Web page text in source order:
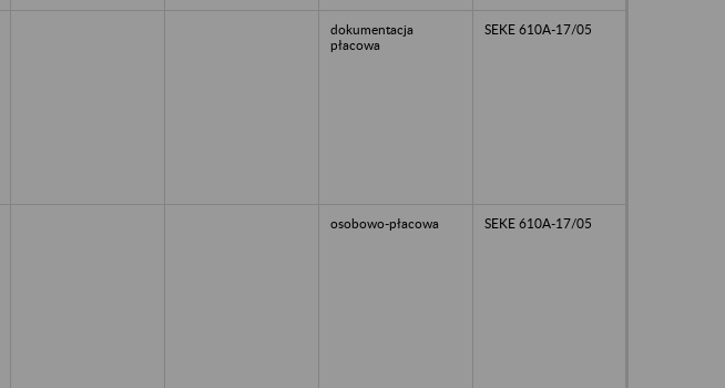
dokumentacja
płacowa
SEKE 610A-17/05
osobowo-płacowa SEKE 610A-17/05